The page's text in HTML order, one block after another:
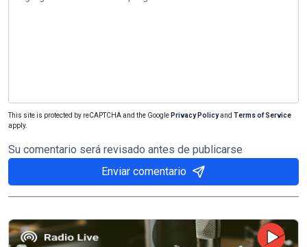
This site is protected by reCAPTCHA and the Google Privacy Policyand Terms of Service
apply.
Su comentario será revisado antes de publicarse
Enviar comentario